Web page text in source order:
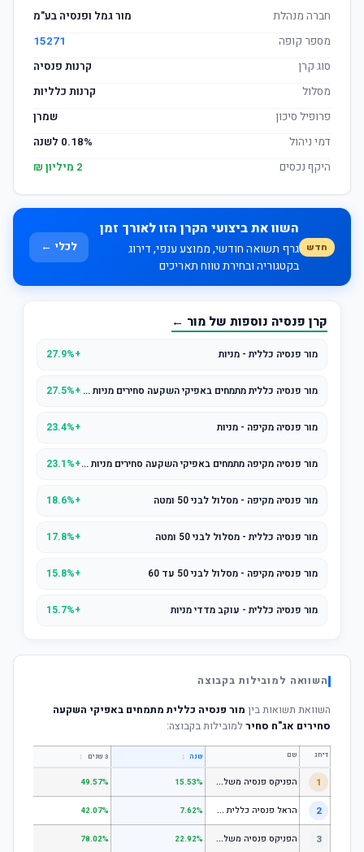
חברה מנהלת
מור גמל ופנסיה בע"מ
מספר קופה
15271
סוג קרן
קרנות פנסיה
מסלול
קרנות כלליות
פרופיל סיכון
שמרן
דמי ניהול
0.18% לשנה
היקף נכסים
2 מיליון ₪
חדש
השוו את ביצועי הקרן הזו לאורך זמן
גרף תשואה חודשי, ממוצע ענפי, דירוג
בקטגוריה ובחירת טווח תאריכים
לכלי ←
קרן פנסיה נוספות של מור ←
מור פנסיה כללית - מניות +27.9%
מור פנסיה כללית מתמחים באפיקי השקעה סחירים מניות סחיר +27.5%
מור פנסיה מקיפה - מניות +23.4%
מור פנסיה מקיפה מתמחים באפיקי השקעה סחירים מניות סחיר+23.1%
מור פנסיה מקיפה - מסלול לבני 50 ומטה +18.6%
מור פנסיה כללית - מסלול לבני 50 ומטה +17.8%
מור פנסיה מקיפה - מסלול לבני 50 עד 60 +15.8%
מור פנסיה כללית - עוקב מדדי מניות +15.7%
השוואה למובילות בקבוצה
השוואת תשואות בין מור פנסיה כללית מתמחים באפיקי השקעה
סחירים אג"ח סחירלמובילות בקבוצה:
דירוג שם שנה ↕ 3 שנים ↕
1 ה
פניקס פנסיה משלימה - מסלול לבני 50 ומטה 15.53%
49.57%
2 ה
ראל פנסיה כללית עוקב מדד s1;p 7.62%
42.07%
3 ה
פניקס פנסיה משלימה - מניות 22.92%
78.02%